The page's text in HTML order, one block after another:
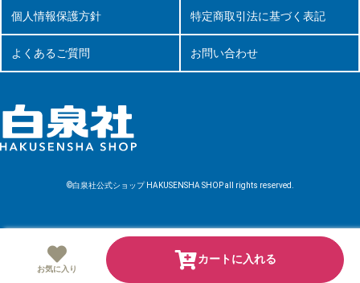
お気に入り
カートに入れる
個人情報保護方針 特定商取引法に基づく表記
よくあるご質問 お問い合わせ
©白泉社公式ショップ HAKUSENSHA SHOP all rights reserved.